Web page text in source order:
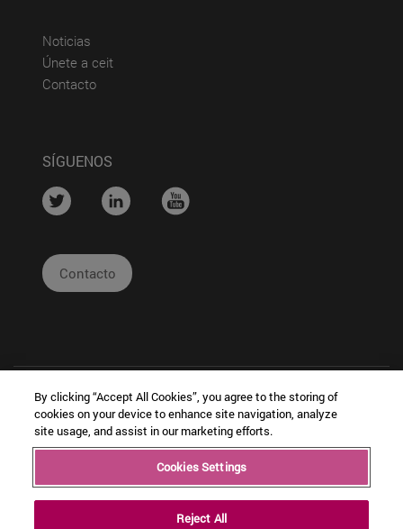
Noticias
Únete a ceit(abre en nueva ventana)
Contacto(abre en nueva ventana)
SÍGUENOS
.... .... ....
Contacto
Copyright © Ceit Información
Legal
By clicking “Accept All Cookies”, you agree to the storing of
cookies on your device to enhance site navigation, analyze
site usage, and assist in our marketing efforts.
Cookies Settings
Reject All